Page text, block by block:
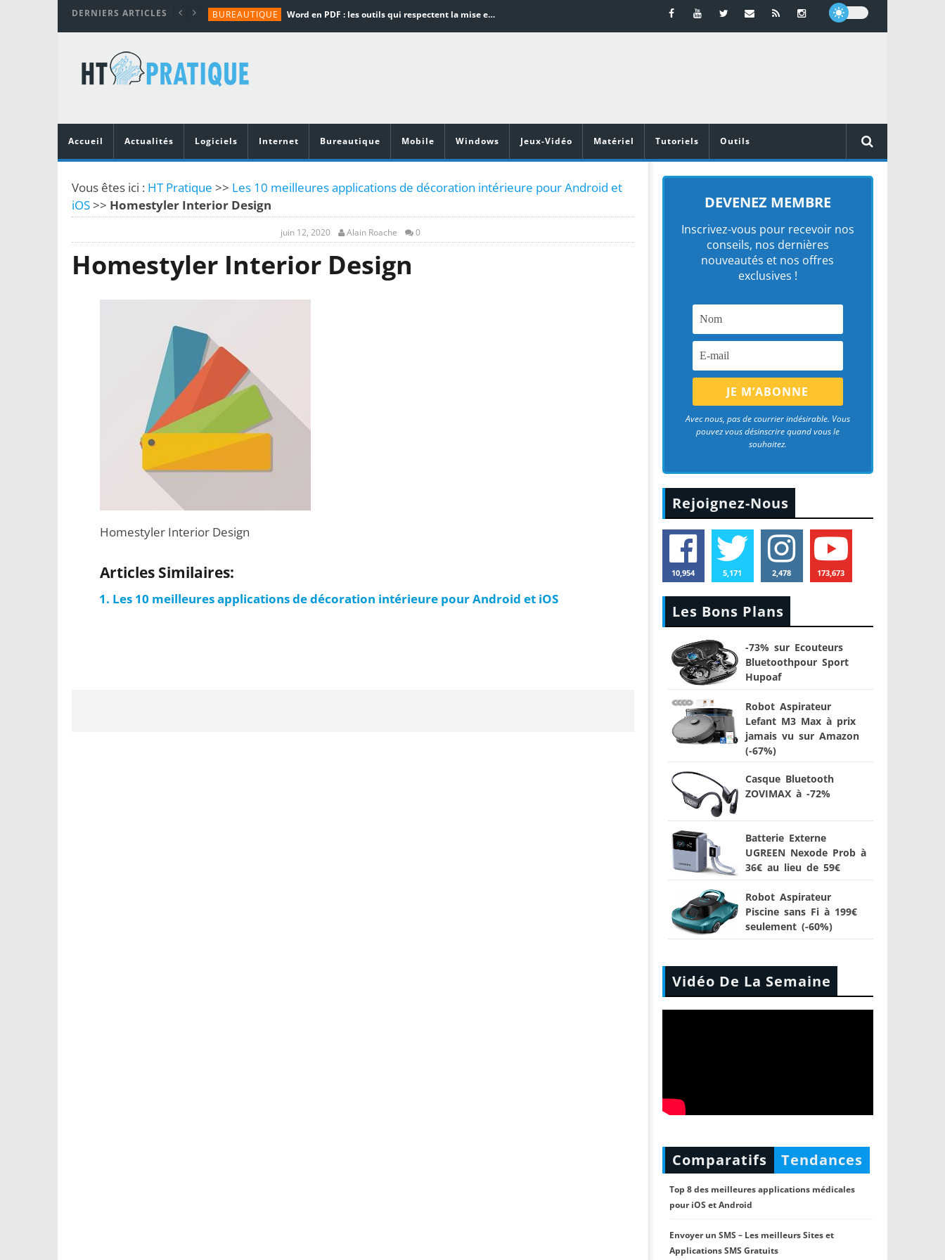
DERNIERS ARTICLES BUREAUTIQUE Word en PDF : les outils qui respectent la mise en page
TUTORIALS
MATÉRIEL
Vidéoprojecteurs Asus : Top 6 des meilleurs modèles de la marque
Accueil
Actualités Logiciels Internet Bureautique Mobile Windows Jeux-Vidéo Matériel Tutoriels Outils
Vous êtes ici : HT Pratique >> Les 10 meilleures applications de décoration intérieure pour Android et
iOS>> Homestyler Interior Design
juin 12, 2020 Alain Roache 0
Homestyler Interior Design
Homestyler Interior Design
Articles Similaires:
Les 10 meilleures applications de décoration intérieure pour Android et iOS
DEVENEZ MEMBRE
Inscrivez-vous pour recevoir nos
conseils, nos dernières
nouveautés et nos offres
exclusives !
Avec nous, pas de courrier indésirable. Vous
pouvez vous désinscrire quand vous le
souhaitez.
Rejoignez-Nous
10,954 5,171 2,478 173,673
Les Bons Plans
-73% sur Ecouteurs
Bluetoothpour Sport
Hupoaf
Robot Aspirateur
Lefant M3 Max à prix
jamais vu sur Amazon
(-67%)
Casque Bluetooth
ZOVIMAX à -72%
Batterie Externe
UGREEN Nexode Prob à
36€ au lieu de 59€
Robot Aspirateur
Piscine sans Fi à 199€
seulement (-60%)
Vidéo De La Semaine
Comparatifs Tendances
Top 8 des meilleures applications médicales
pour iOS et Android
Envoyer un SMS – Les meilleurs Sites et
Applications SMS Gratuits